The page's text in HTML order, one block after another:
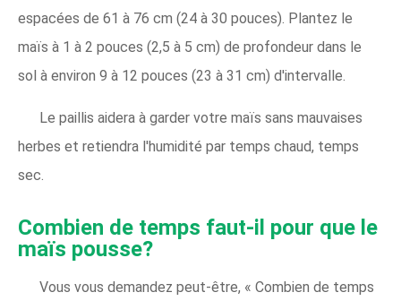
espacées de 61 à 76 cm (24 à 30 pouces). Plantez le
maïs à 1 à 2 pouces (2,5 à 5 cm) de profondeur dans le
sol à environ 9 à 12 pouces (23 à 31 cm) d'intervalle.
Le paillis aidera à garder votre maïs sans mauvaises
herbes et retiendra l'humidité par temps chaud, temps
sec.
Combien de temps faut-il pour que le
maïs pousse?
Vous vous demandez peut-être, « Combien de temps